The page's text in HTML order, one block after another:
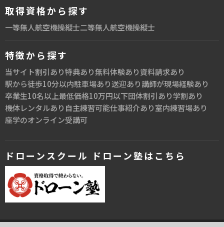
取得資格から探す
一等無人航空機操縦士二等無人航空機操縦士
特徴から探す
当サイト割引あり特典あり無料体験あり資料請求あり
駅から徒歩10分以内駐車場あり送迎あり講師が現場経験あり
卒業生10名以上最低価格10万円以下団体割引あり学割あり
機体レンタルあり 自主練習可能仕事紹介あり室内練習場あり
座学のオンライン受講可
ドローンスクール ドローン塾はこちら